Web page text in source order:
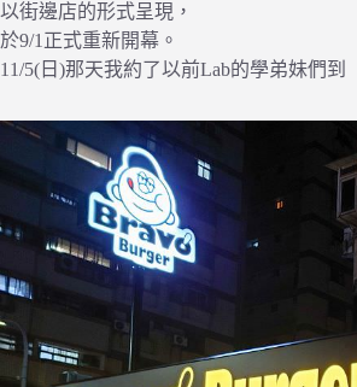
以街邊店的形式呈現，
於9/1正式重新開幕。
11/5(日)那天我約了以前Lab的學弟妹們到